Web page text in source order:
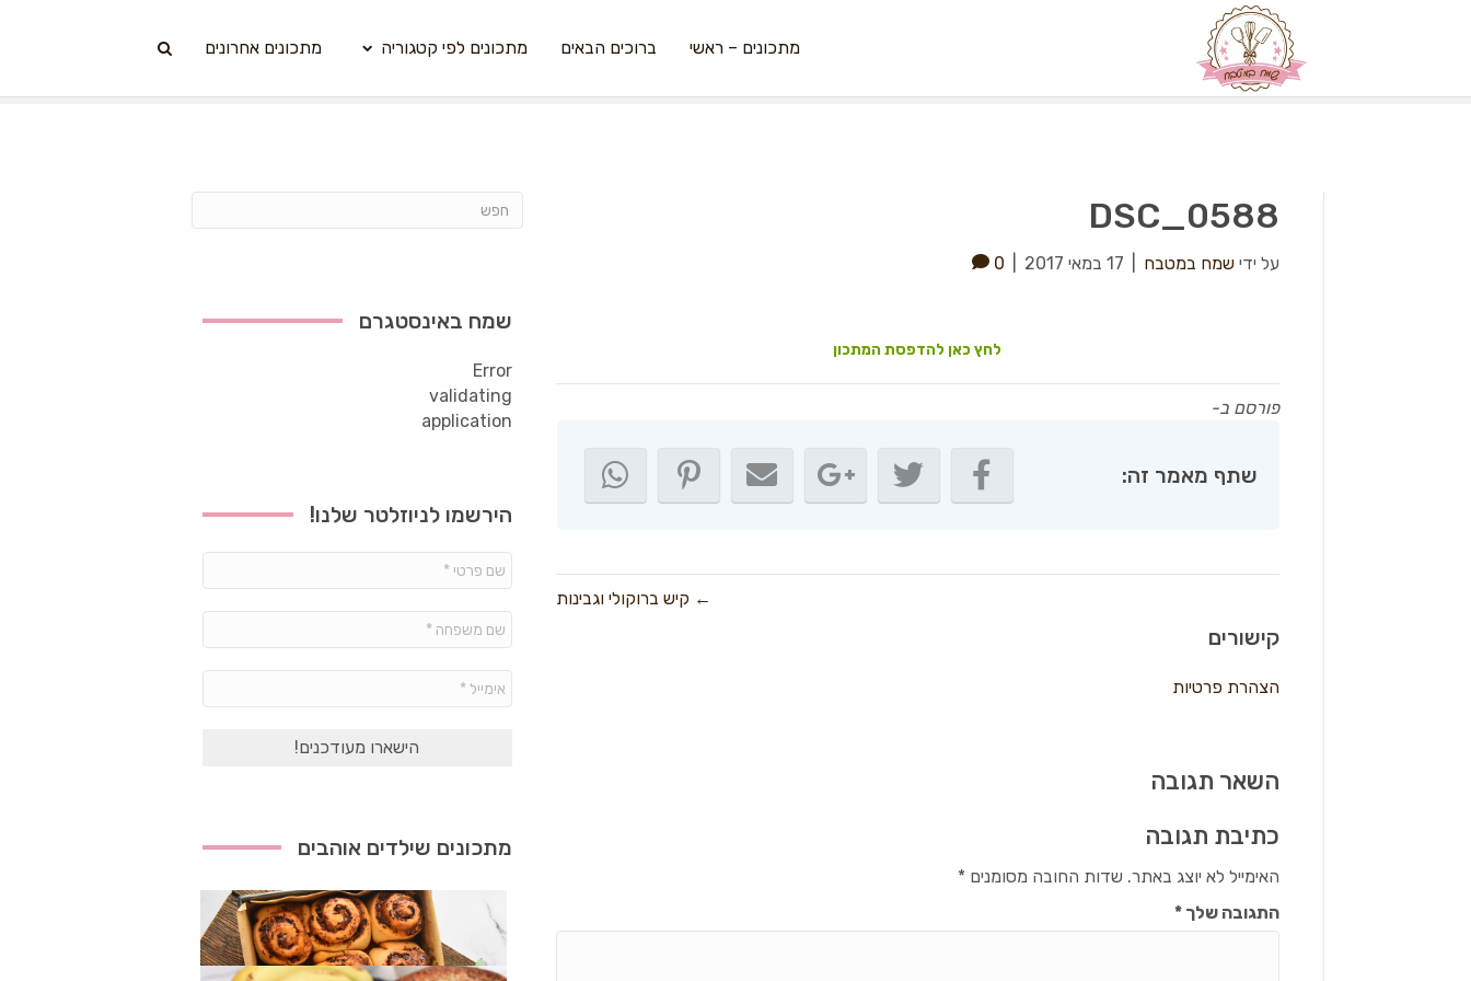
מתכונים – ראשי ברוכים הבאים מתכונים לפי קטגוריה מתכונים אחרונים
DSC_0588
על ידי שמח במטבח 17 במאי 2017 0
לחץ כאן להדפסת המתכון
פורסם ב-
שתף מאמר זה:
← קיש ברוקולי וגבינות
קישורים
הצהרת פרטיות
השאר תגובה
כתיבת תגובה
האימייל לא יוצג באתר. שדות החובה מסומנים*
התגובה שלך*
שמח באינסטגרם
Error
validating
application
הירשמו לניוזלטר שלנו!
פרטי
משפחה
*
מתכונים שילדים אוהבים